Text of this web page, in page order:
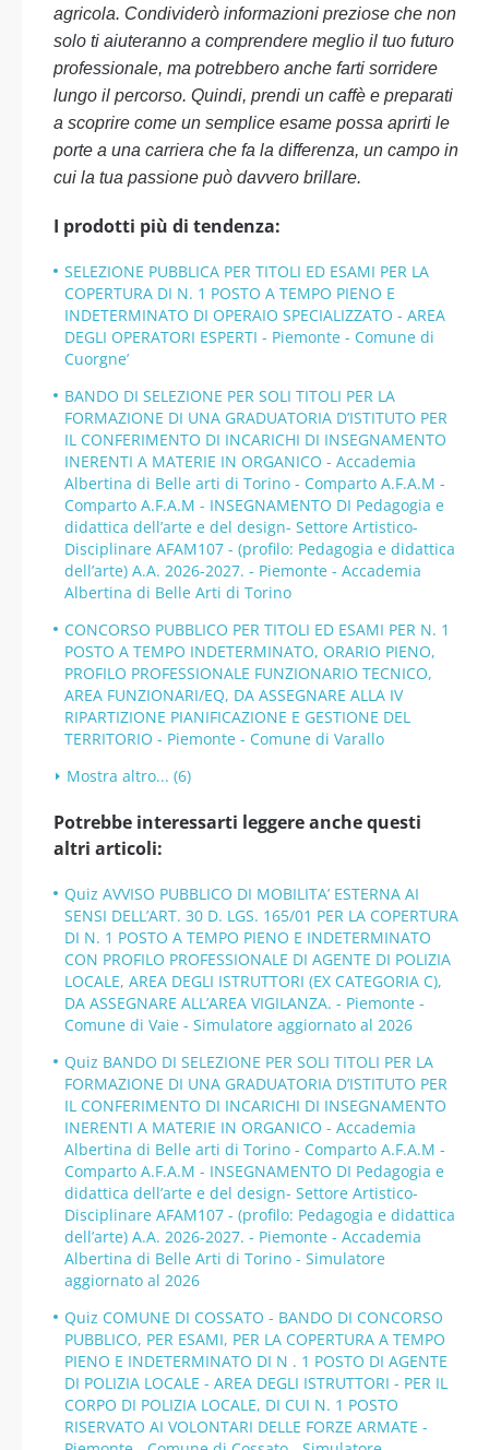
agricola. Condividerò informazioni preziose che non
solo ti aiuteranno a comprendere meglio il tuo futuro
professionale, ma potrebbero anche farti sorridere
lungo il percorso. Quindi, prendi un caffè e preparati
a scoprire come un semplice esame possa aprirti le
porte a una carriera che fa la differenza, un campo in
cui la tua passione può davvero brillare.
I prodotti più di tendenza:
SELEZIONE PUBBLICA PER TITOLI ED ESAMI PER LA
COPERTURA DI N. 1 POSTO A TEMPO PIENO E
INDETERMINATO DI OPERAIO SPECIALIZZATO - AREA
DEGLI OPERATORI ESPERTI - Piemonte - Comune di
Cuorgne’
BANDO DI SELEZIONE PER SOLI TITOLI PER LA
FORMAZIONE DI UNA GRADUATORIA D’ISTITUTO PER
IL CONFERIMENTO DI INCARICHI DI INSEGNAMENTO
INERENTI A MATERIE IN ORGANICO - Accademia
Albertina di Belle arti di Torino - Comparto A.F.A.M -
Comparto A.F.A.M - INSEGNAMENTO DI Pedagogia e
didattica dell’arte e del design- Settore Artistico-
Disciplinare AFAM107 - (profilo: Pedagogia e didattica
dell’arte) A.A. 2026-2027. - Piemonte - Accademia
Albertina di Belle Arti di Torino
CONCORSO PUBBLICO PER TITOLI ED ESAMI PER N. 1
POSTO A TEMPO INDETERMINATO, ORARIO PIENO,
PROFILO PROFESSIONALE FUNZIONARIO TECNICO,
AREA FUNZIONARI/EQ, DA ASSEGNARE ALLA IV
RIPARTIZIONE PIANIFICAZIONE E GESTIONE DEL
TERRITORIO - Piemonte - Comune di Varallo
Mostra altro... (6)
Potrebbe interessarti leggere anche questi
altri articoli:
Quiz AVVISO PUBBLICO DI MOBILITA’ ESTERNA AI
SENSI DELL’ART. 30 D. LGS. 165/01 PER LA COPERTURA
DI N. 1 POSTO A TEMPO PIENO E INDETERMINATO
CON PROFILO PROFESSIONALE DI AGENTE DI POLIZIA
LOCALE, AREA DEGLI ISTRUTTORI (EX CATEGORIA C),
DA ASSEGNARE ALL’AREA VIGILANZA. - Piemonte -
Comune di Vaie - Simulatore aggiornato al 2026
Quiz BANDO DI SELEZIONE PER SOLI TITOLI PER LA
FORMAZIONE DI UNA GRADUATORIA D’ISTITUTO PER
IL CONFERIMENTO DI INCARICHI DI INSEGNAMENTO
INERENTI A MATERIE IN ORGANICO - Accademia
Albertina di Belle arti di Torino - Comparto A.F.A.M -
Comparto A.F.A.M - INSEGNAMENTO DI Pedagogia e
didattica dell’arte e del design- Settore Artistico-
Disciplinare AFAM107 - (profilo: Pedagogia e didattica
dell’arte) A.A. 2026-2027. - Piemonte - Accademia
Albertina di Belle Arti di Torino - Simulatore
aggiornato al 2026
Quiz COMUNE DI COSSATO - BANDO DI CONCORSO
PUBBLICO, PER ESAMI, PER LA COPERTURA A TEMPO
PIENO E INDETERMINATO DI N . 1 POSTO DI AGENTE
DI POLIZIA LOCALE - AREA DEGLI ISTRUTTORI - PER IL
CORPO DI POLIZIA LOCALE, DI CUI N. 1 POSTO
RISERVATO AI VOLONTARI DELLE FORZE ARMATE -